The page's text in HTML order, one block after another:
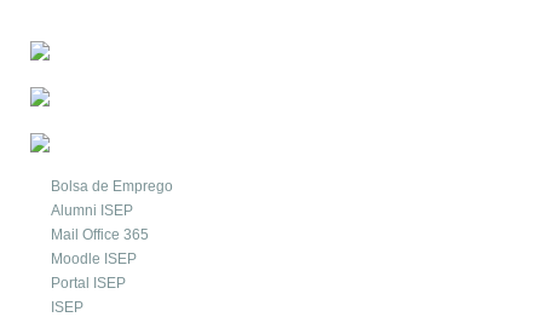
Bolsa de Emprego
Alumni ISEP
Mail Office 365
Moodle ISEP
Portal ISEP
ISEP